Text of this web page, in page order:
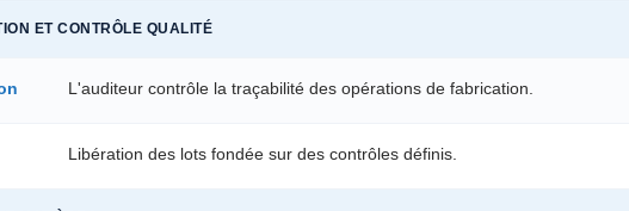
ET CONTRÔLE QUALITÉ
L'auditeur contrôle la traçabilité des opérations de fabrication.
Libération des lots fondée sur des contrôles définis.